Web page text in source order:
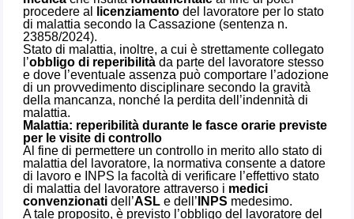
procedere al
licenziamento del lavoratore per lo stato
di malattia secondo la Cassazione (sentenza n.
23858/2024).
Stato di malattia, inoltre, a cui è strettamente collegato
l’obbligo di reperibilitàda parte del lavoratore stesso
e dove l’eventuale assenza può comportare l’adozione
di un provvedimento disciplinare secondo la gravità
della mancanza, nonché la perdita dell’indennità di
malattia.
Malattia: reperibilità durante le fasce orarie previste
per le visite di controllo
Al fine di permettere un controllo in merito allo stato di
malattia del lavoratore, la normativa consente a datore
di lavoro e INPS la facoltà di verificare l’effettivo stato
di malattia del lavoratore attraverso i medici
convenzionati dell’ASL e dell’ INPS medesimo.
A tale proposito, è previsto l’obbligo del lavoratore del